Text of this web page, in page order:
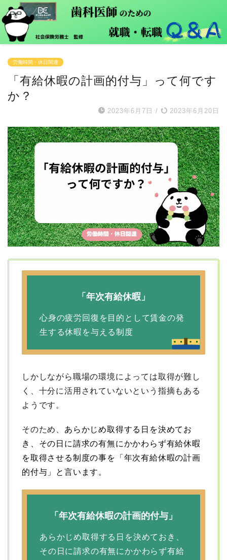
労働時間・休日関連
「有給休暇の計画的付与」って何です
か？
2023年6月7日 / 2023年6月20日
「年次有給休暇」
心身の疲労回復を目的として賃金の発
生する休暇を与える制度
しかしながら職場の環境によっては取得が難し
く、十分に活用されていないという指摘もある
ようです。
そのため、 あらかじめ取得する日を決めてお
き、その日に請求の有無にかかわらず有給休暇
を取得させる制度の事を「年次有給休暇の計画
的付与」と言います。
「年次有給休暇の計画的付与」
あらかじめ取得する日を決めておき、
その日に請求の有無にかかわらず有給